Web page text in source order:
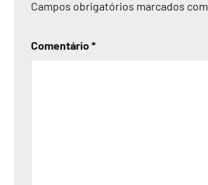
Campos obrigatórios marcados com
Comentário*